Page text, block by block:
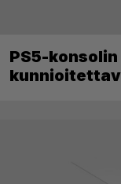
PS5-